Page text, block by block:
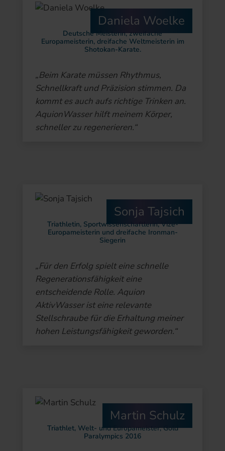
Daniela Woelke
Deutsche Meisterin, zweifache
Europameisterin, dreifache Weltmeisterin im
Shotokan-Karate.
„Beim Karate müssen Rhythmus,
Schnellkraft und Präzision stimmen. Da
kommt es auch aufs richtige Trinken an.
AquionWasser hilft meinem Körper,
schneller zu regenerieren.“
Sonja Tajsich
Triathletin, Sportwissenschaftlerin, Vize-
Europameisterin und dreifache Ironman-
Siegerin
„Für den Erfolg spielt eine schnelle
Regenerationsfähigkeit eine
entscheidende Rolle. Aquion
AktivWasser ist eine relevante
Stellschraube für die Erhaltung meiner
hohen Leistungsfähigkeit geworden.“
Martin Schulz
Triathlet, Welt- und Europameister, Gold
Paralympics 2016